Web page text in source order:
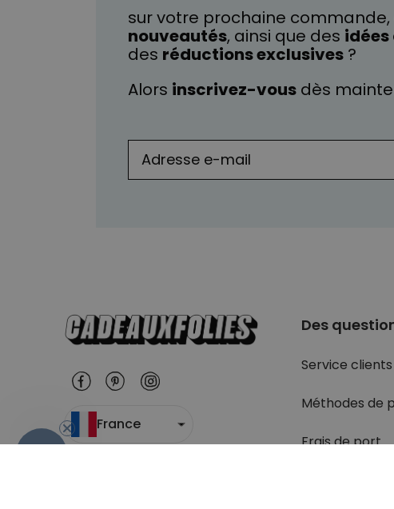
sur votre prochaine commande,
nouveautés, ainsi que des
des réductions exclusives ?
Alors inscrivez-vous dès
France
Des
Service clients
Méthodes de
Frais de port